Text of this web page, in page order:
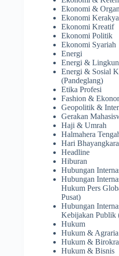
Ekonomi &
Ekonomi
Ekonomi Kreatif
Ekonomi Politik
Ekonomi Syariah
Energi
Energi &
Energi & Sosial
(Pandeglang)
Etika Profesi
Fashion &
Geopolitik &
Gerakan
Haji & Umrah
Halmahera
Hari Bhayangkara
Headline
Hiburan
Hubungan
Hubungan
Hukum Pers
Pusat)
Hubungan
Kebijakan Publik
Hukum
Hukum & Agraria
Hukum &
Hukum & Bisnis